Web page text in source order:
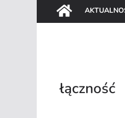
łączność